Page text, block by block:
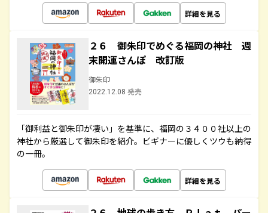
詳細を見る
２６ 御朱印でめぐる福岡の神社 週
末開運さんぽ 改訂版
御朱印
2022.12.08 発売
「御利益と御朱印が凄い」を基準に、福岡の３４００社以上の
神社から厳選して御朱印を紹介。ビギナーに優しくツウも納得
の一冊。
詳細を見る